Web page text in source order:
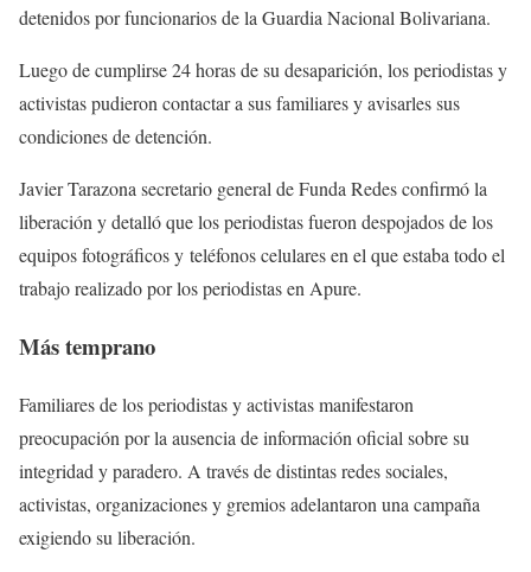
detenidos por funcionarios de la Guardia Nacional Bolivariana.
Luego de cumplirse 24 horas de su desaparición, los periodistas y
activistas pudieron contactar a sus familiares y avisarles sus
condiciones de detención.
Javier Tarazona secretario general de Funda Redes confirmó la
liberación y detalló que los periodistas fueron despojados de los
equipos fotográficos y teléfonos celulares en el que estaba todo el
trabajo realizado por los periodistas en Apure.
Más temprano
Familiares de los periodistas y activistas manifestaron
preocupación por la ausencia de información oficial sobre su
integridad y paradero. A través de distintas redes sociales,
activistas, organizaciones y gremios adelantaron una campaña
exigiendo su liberación.